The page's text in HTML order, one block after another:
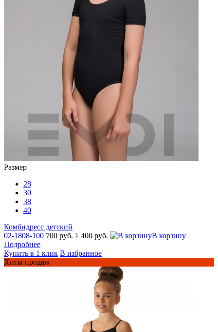
Размер
28
30
38
40
Комбидресс детский
02-1808-100 700 руб. 1 400 руб.
В корзину
Подробнее
Купить в 1 клик В избранное
Хиты продаж